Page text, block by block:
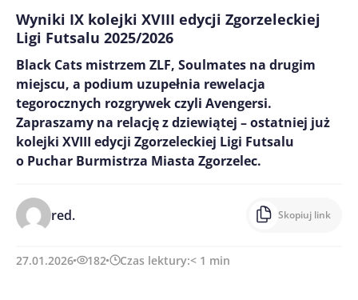
Wyniki IX kolejki XVIII edycji Zgorzeleckiej
Ligi Futsalu 2025/2026
Black Cats mistrzem ZLF, Soulmates na drugim
miejscu, a podium uzupełnia rewelacja
tegorocznych rozgrywek czyli Avengersi.
Zapraszamy na relację z dziewiątej – ostatniej już
kolejki XVIII edycji Zgorzeleckiej Ligi Futsalu
o Puchar Burmistrza Miasta Zgorzelec.
red. Skopiuj link
27.01.2026 182 Czas lektury:< 1 min